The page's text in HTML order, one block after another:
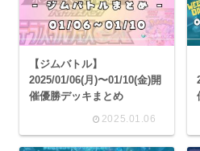
【ジムバトル】
2025/01/06(月)〜01/10(金)開
催優勝デッキまとめ
2025.01.06